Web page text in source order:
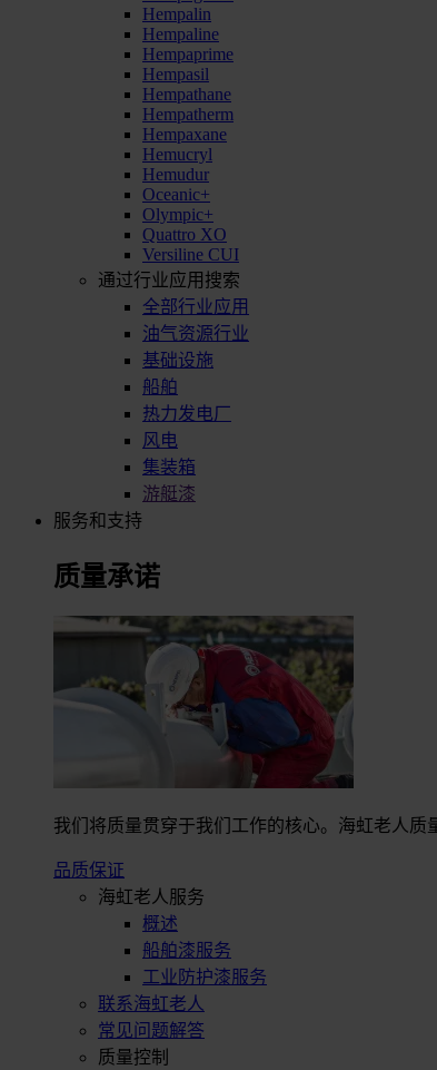
Hempalin
Hempaline
Hempaprime
Hempasil
Hempathane
Hempatherm
Hempaxane
Hemucryl
Hemudur
Oceanic+
Olympic+
Quattro XO
Versiline CUI
通过行业应用搜索
全部行业应用
油气资源行业
基础设施
船舶
热力发电厂
风电
集装箱
游艇漆
服务和支持
质量承诺
我们将质量贯穿于我们工作的核心。海虹老人质
品质保证
海虹老人服务
概述
船舶漆服务
工业防护漆服务
联系海虹老人
常见问题解答
质量控制